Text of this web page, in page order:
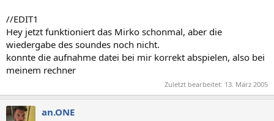
//EDIT1
Hey jetzt funktioniert das Mirko schonmal, aber die
wiedergabe des soundes noch nicht.
konnte die aufnahme datei bei mir korrekt abspielen, also bei
meinem rechner
Zuletzt bearbeitet: 13. März 2005
an.ONE